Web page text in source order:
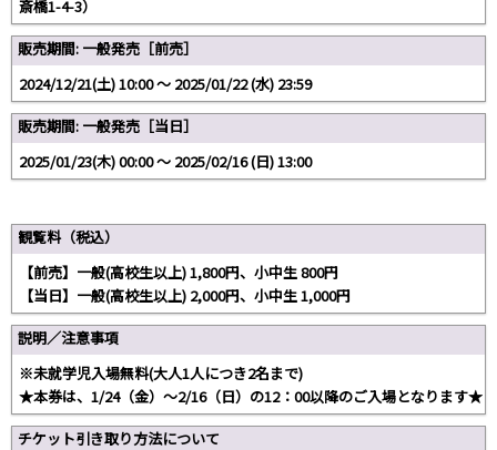
斎橋1-4-3）
販売期間: 一般発売［前売］
2024/12/21(土) 10:00 〜 2025/01/22 (水) 23:59
販売期間: 一般発売［当日］
2025/01/23(木) 00:00 〜 2025/02/16 (日) 13:00
観覧料（税込）
【前売】一般(高校生以上) 1,800円、小中生 800円
【当日】一般(高校生以上) 2,000円、小中生 1,000円
説明／注意事項
※未就学児入場無料(大人1人につき2名まで)
★本券は、1/24（金）～2/16（日）の12：00以降のご入場となります★
チケット引き取り方法について